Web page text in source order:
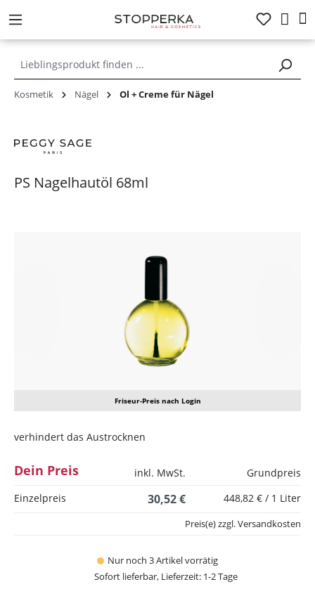
springen
Kosmetik Nägel Öl + Creme für Nägel
PS Nagelhautöl 68ml
Friseur-Preis nach Login
verhindert das Austrocknen
Dein Preis inkl. MwSt.
Grundpreis
Einzelpreis
30,52 € 448,82 € / 1 Liter
Nur noch 3 Artikel vorrätig
Sofort lieferbar, Lieferzeit: 1-2 Tage
Preis(e) zzgl. Versandkosten